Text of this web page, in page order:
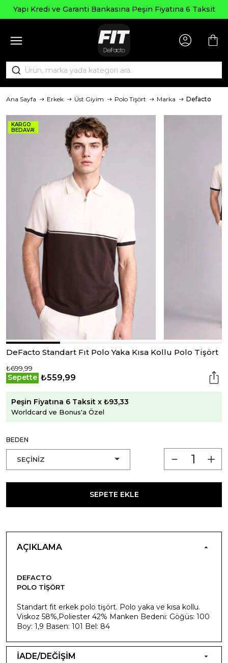
Kredi ve Garanti Bankasına Peşin Fiyatına 6 Taksit
Ana Sayfa Erkek Üst Giyim Polo Tişört Marka Defacto
KARGO
BEDAVA!
DeFacto Standart Fıt Polo Yaka Kısa Kollu Polo Tişört
₺699,99
Sepette ₺559,99
Peşin Fiyatına 6 Taksit x ₺93,33
Worldcard ve Bonus'a Özel
BEDEN
SEPETE EKLE
AÇIKLAMA
DEFACTO
POLO TIŞÖRT
Standart fit erkek polo tişört. Polo yaka ve kısa kollu.
Viskoz 58%,Poliester 42% Manken Bedeni: Göğüs: 100
Boy: 1,9 Basen: 101 Bel: 84
İADE/DEĞİŞİM